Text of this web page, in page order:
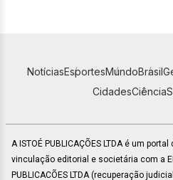
NotíciasEsportesMundoBrasil
CidadesCiência
A ISTOÉ PUBLICAÇÕES LTDA é um
vinculação editorial e societária com a
PUBLICACÕES LTDA (recuperação